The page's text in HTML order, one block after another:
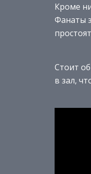
Кроме
Фанаты
Стоит
в зал,